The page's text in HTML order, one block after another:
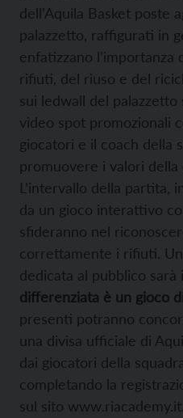
dell’Aquila Basket poste
palazzetto, raffigurati in
enfatizzano l’importanza
rifiuti, del riuso e del
sui ledwall del palazzetto
video spot promozionali
giocatori e il coach della
promuovere i valori della
L’intervallo della partita,
da un gioco interattivo
sfideranno nel
correttamente i rifiuti.
dedicata al pubblico sarà
differenziata è un gioco
presenti potranno
una divisa ufficiale di
dai giocatori della
completando la
sul sito www.riacademy.it.